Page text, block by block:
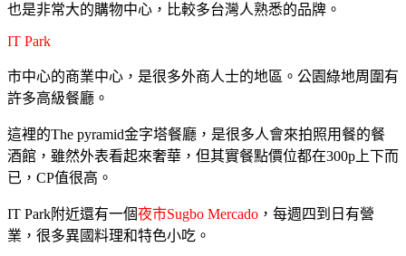
也是非常大的購物中心，比較多台灣人熟悉的品牌。
IT Park
市中心的商業中心，是很多外商人士的地區。公園綠地周圍有
許多高級餐廳。
這裡的The pyramid金字塔餐廳，是很多人會來拍照用餐的餐
酒館，雖然外表看起來奢華，但其實餐點價位都在300p上下而
已，CP值很高。
IT Park附近還有一個夜市Sugbo Mercado ，每週四到日有營
業，很多異國料理和特色小吃。